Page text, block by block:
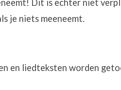
Dit is echter niet
je niets meeneemt.
en liedteksten worden